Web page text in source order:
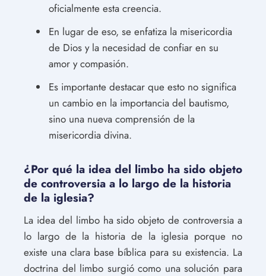
oficialmente esta creencia.
En lugar de eso, se enfatiza la misericordia
de Dios y la necesidad de confiar en su
amor y compasión.
Es importante destacar que esto no significa
un cambio en la importancia del bautismo,
sino una nueva comprensión de la
misericordia divina.
¿Por qué la idea del limbo ha sido objeto
de controversia a lo largo de la historia
de la iglesia?
La idea del limbo ha sido objeto de controversia a
lo largo de la historia de la iglesia porque no
existe una clara base bíblica para su existencia. La
doctrina del limbo surgió como una solución para